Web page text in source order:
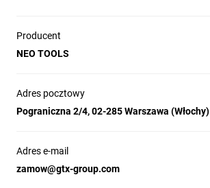
Producent
NEO TOOLS
Adres pocztowy
Pograniczna 2/4, 02-285 Warszawa (Włochy)
Adres e-mail
zamow@gtx-group.com